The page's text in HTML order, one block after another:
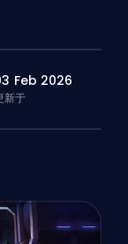
Feb 2026
新于